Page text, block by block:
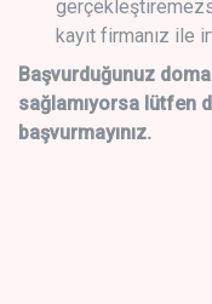
kayıt firmanız ile
Başvurduğunuz
sağlamıyorsa lütfen
başvurmayınız.